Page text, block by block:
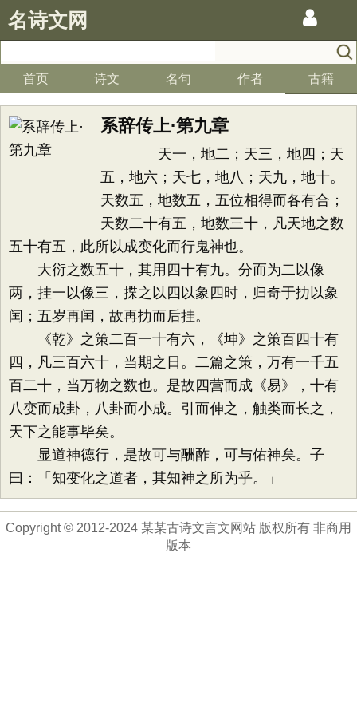
名诗文网
首页 诗文 名句 作者 古籍
系辞传上·第九章
天一，地二；天三，地四；天
五，地六；天七，地八；天九，地十。
天数五，地数五，五位相得而各有合；
天数二十有五，地数三十，凡天地之数
五十有五，此所以成变化而行鬼神也。
大衍之数五十，其用四十有九。分而为二以像
两，挂一以像三，揲之以四以象四时，归奇于扐以象
闰；五岁再闰，故再扐而后挂。
《乾》之策二百一十有六，《坤》之策百四十有
四，凡三百六十，当期之日。二篇之策，万有一千五
百二十，当万物之数也。是故四营而成《易》，十有
八变而成卦，八卦而小成。引而伸之，触类而长之，
天下之能事毕矣。
显道神德行，是故可与酬酢，可与佑神矣。子
曰：「知变化之道者，其知神之所为乎。」
Copyright © 2012-2024 某某古诗文言文网站 版权所有 非商用
版本